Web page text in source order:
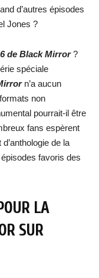
d’autres épisodes
Jones ?
de Black Mirror?
spéciale
n’a aucun
non
pourrait-il être
fans espèrent
de la
favoris des
LA
SUR